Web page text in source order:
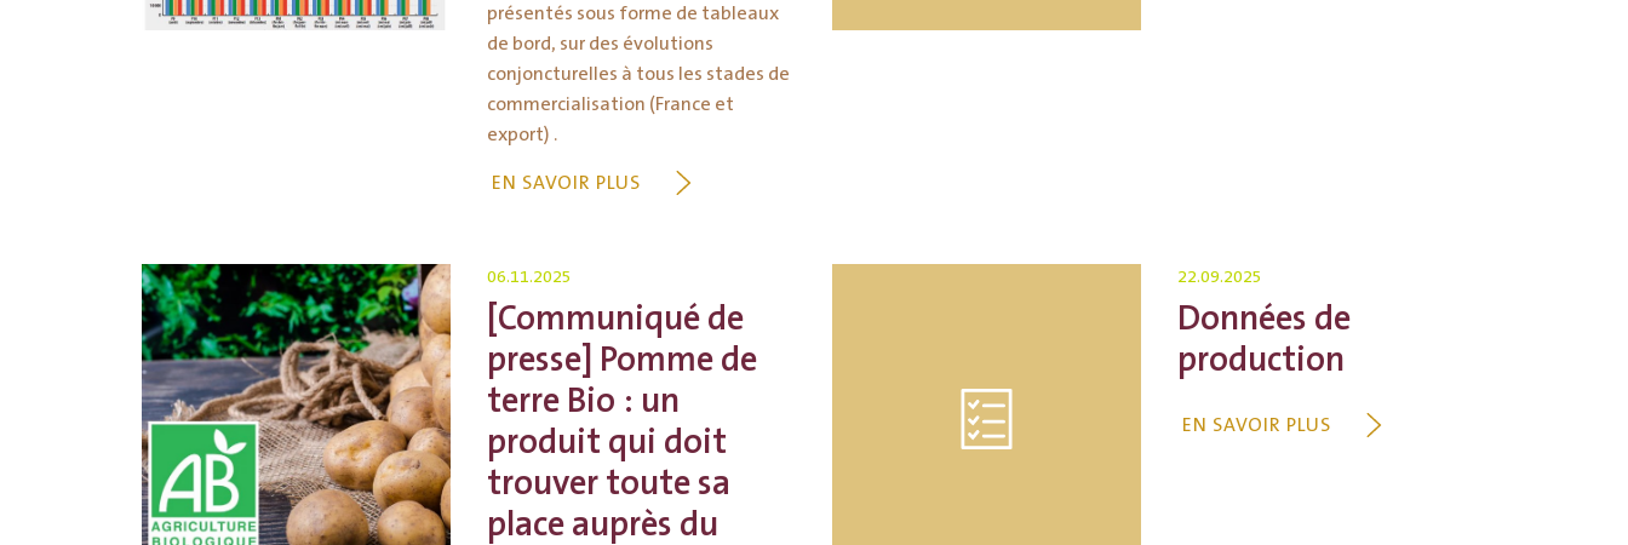
présentés sous forme de tableaux
de bord, sur des évolutions
conjoncturelles à tous les stades de
commercialisation (France et
export) .
EN SAVOIR PLUS
06.11.2025
[Communiqué de
presse] Pomme de
terre Bio : un
produit qui doit
trouver toute sa
place auprès du
22.09.2025
Données de
production
EN SAVOIR PLUS